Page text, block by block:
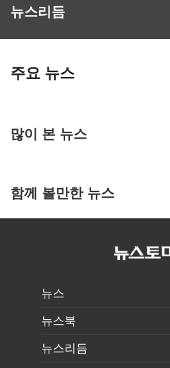
뉴스리듬
주요 뉴스
많이 본 뉴스
함께 볼만한 뉴스
뉴스
뉴스북
뉴스리듬